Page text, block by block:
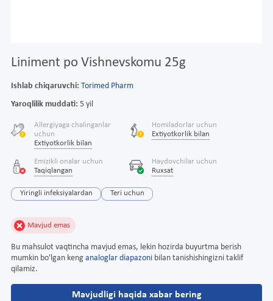
Liniment po Vishnevskomu 25g
Ishlab chiqaruvchi: Torimed Pharm
Yaroqlilik muddati: 5 yil
Allergiyaga chalinganlar
uchun
Extiyotkorlik bilan
Homiladorlar uchun
Extiyotkorlik bilan
Emizikli onalar uchun
Taqiqlangan
Haydovchilar uchun
Ruxsat
Yiringli infeksiyalardan Teri uchun
Mavjud emas
Bu mahsulot vaqtincha mavjud emas, lekin hozirda buyurtma berish
mumkin bo'lgan keng analoglar diapazoni bilan tanishishingizni taklif
qilamiz.
Mavjudligi haqida xabar bering